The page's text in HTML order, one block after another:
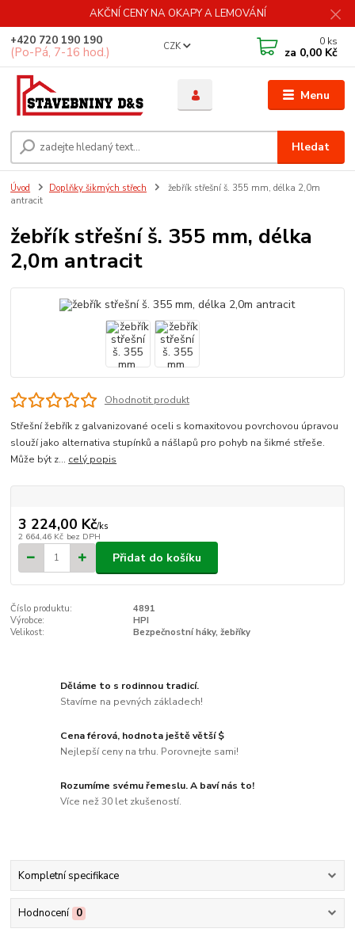
AKČNÍ CENY NA OKAPY A LEMOVÁNÍ
Menu
CZK
Hledat
+420 720 190 190
(Po-Pá, 7-16 hod.)
0 ks
za 0,00 Kč
Úvod Doplňky šikmých střech
žebřík střešní š. 355 mm, délka 2,0m
antracit
žebřík střešní š. 355 mm, délka
2,0m antracit
Ohodnotit produkt
Střešní žebřík z galvanizované oceli s komaxitovou povrchovou úpravou
slouží jako alternativa stupínků a nášlapů pro pohyb na šikmé střeše.
Může být z... celý popis
3 224,00 Kč/ks
2 664,46 Kč bez DPH
Přidat do košíku
Číslo produktu:
4891
Výrobce:
HPI
Velikost:
Bezpečnostní háky, žebříky
Děláme to s rodinnou tradicí.
Stavíme na pevných základech!
Cena férová, hodnota ještě větší $
Nejlepší ceny na trhu. Porovnejte sami!
Rozumíme svému řemeslu. A baví nás to!
Více než 30 let zkušeností.
Kompletní specifikace
Hodnocení 0